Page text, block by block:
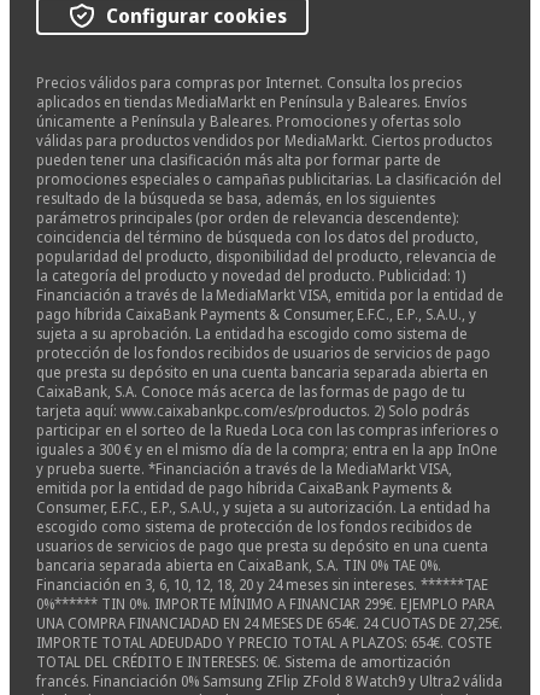
Configurar cookies
Precios válidos para compras por Internet. Consulta los precios
aplicados en tiendas MediaMarkt en Península y Baleares. Envíos
únicamente a Península y Baleares. Promociones y ofertas solo
válidas para productos vendidos por MediaMarkt. Ciertos productos
pueden tener una clasificación más alta por formar parte de
promociones especiales o campañas publicitarias. La clasificación del
resultado de la búsqueda se basa, además, en los siguientes
parámetros principales (por orden de relevancia descendente):
coincidencia del término de búsqueda con los datos del producto,
popularidad del producto, disponibilidad del producto, relevancia de
la categoría del producto y novedad del producto. Publicidad: 1)
Financiación a través de la MediaMarkt VISA, emitida por la entidad de
pago híbrida CaixaBank Payments & Consumer, E.F.C., E.P., S.A.U., y
sujeta a su aprobación. La entidad ha escogido como sistema de
protección de los fondos recibidos de usuarios de servicios de pago
que presta su depósito en una cuenta bancaria separada abierta en
CaixaBank, S.A. Conoce más acerca de las formas de pago de tu
tarjeta aquí: www.caixabankpc.com/es/productos. 2) Solo podrás
participar en el sorteo de la Rueda Loca con las compras inferiores o
iguales a 300 € y en el mismo día de la compra; entra en la app InOne
y prueba suerte. *Financiación a través de la MediaMarkt VISA,
emitida por la entidad de pago híbrida CaixaBank Payments &
Consumer, E.F.C., E.P., S.A.U., y sujeta a su autorización. La entidad ha
escogido como sistema de protección de los fondos recibidos de
usuarios de servicios de pago que presta su depósito en una cuenta
bancaria separada abierta en CaixaBank, S.A. TIN 0% TAE 0%.
Financiación en 3, 6, 10, 12, 18, 20 y 24 meses sin intereses. ******TAE
0%****** TIN 0%. IMPORTE MÍNIMO A FINANCIAR 299€. EJEMPLO PARA
UNA COMPRA FINANCIADAD EN 24 MESES DE 654€. 24 CUOTAS DE 27,25€.
IMPORTE TOTAL ADEUDADO Y PRECIO TOTAL A PLAZOS: 654€. COSTE
TOTAL DEL CRÉDITO E INTERESES: 0€. Sistema de amortización
francés. Financiación 0% Samsung ZFlip ZFold 8 Watch9 y Ultra2 válida